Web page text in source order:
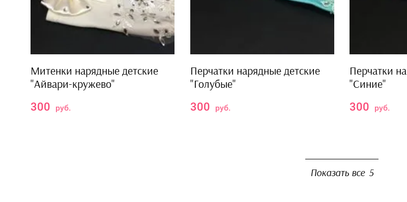
Митенки нарядные детские
"Айвари-кружево"
300 руб.
Перчатки нарядные детские
"Голубые"
300 руб.
Перчатки
"Синие"
300 руб.
Показать все 5